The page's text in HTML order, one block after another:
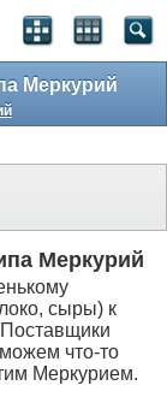
рекламы
Меркурий
Меркурий
сыры) к
что-то
Меркурием.